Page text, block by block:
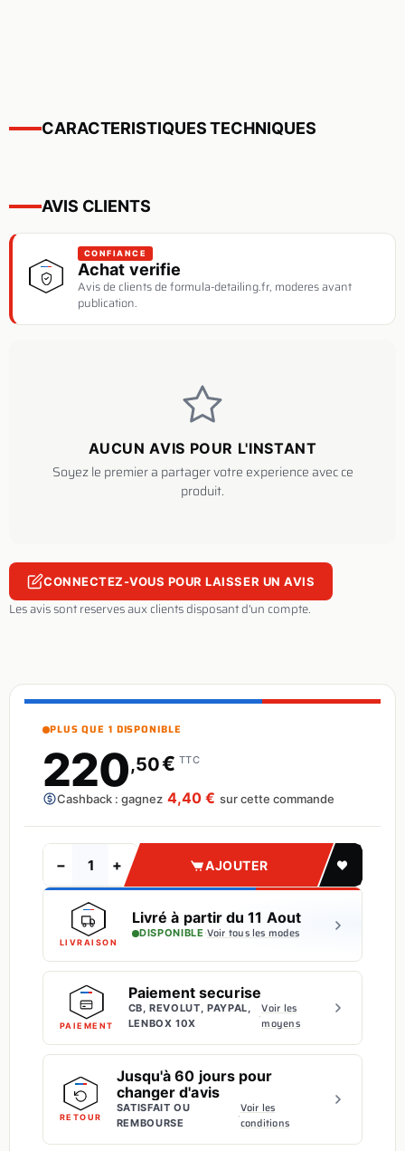
CARACTERISTIQUES TECHNIQUES
AVIS CLIENTS
CONFIANCE
Achat verifie
Avis de clients de formula-detailing.fr, moderes avant
publication.
AUCUN AVIS POUR L'INSTANT
Soyez le premier a partager votre experience avec ce
produit.
CONNECTEZ-VOUS POUR LAISSER UN AVIS
Les avis sont reserves aux clients disposant d'un compte.
PLUS QUE 1 DISPONIBLE
220,50€ TTC
Cashback : gagnez 4,40 € sur cette commande
− + AJOUTER
LIVRAISON
Livré à partir du 11 Aout
DISPONIBLE ·Voir tous les modes
PAIEMENT
Paiement securise
CB, REVOLUT, PAYPAL,
LENBOX 10X
·Voir les
moyens
RETOUR
Jusqu'à 60 jours pour
changer d'avis
SATISFAIT OU
REMBOURSE
·Voir les
conditions